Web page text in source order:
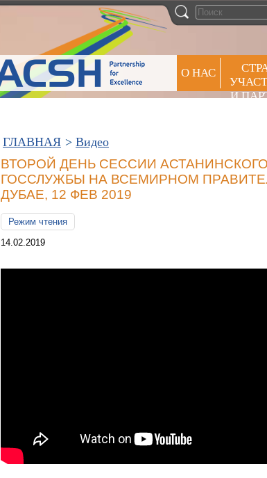
О НАС
И
ГЛАВНАЯ > Видео
ВТОРОЙ ДЕНЬ СЕССИИ
ГОССЛУЖБЫ НА ВСЕМИРНОМ
ДУБАЕ, 12 ФЕВ 2019
Режим чтения
14.02.2019